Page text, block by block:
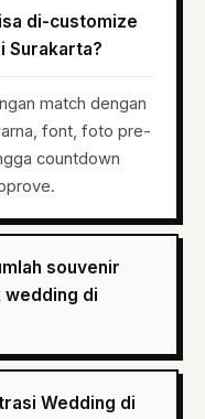
di-customize
Surakarta?
match dengan
font, foto pre-
countdown
souvenir
wedding di
Wedding di